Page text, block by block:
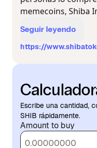
memecoins, Shiba
Seguir leyendo
https://
Escribe una cantidad,
SHIB rápidamente.
Amount to buy